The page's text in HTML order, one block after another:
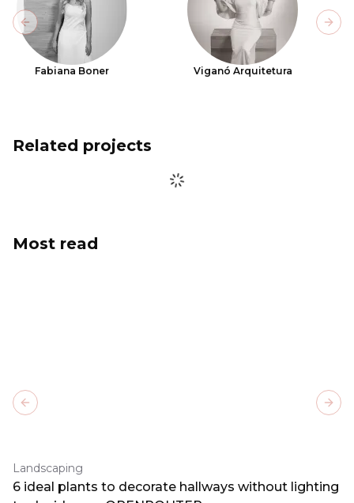
Fabiana Boner Viganó Arquitetura
Previous slide
Related projects
Most read
Landscaping
6 ideal plants to decorate hallways without lighting
Previous slide